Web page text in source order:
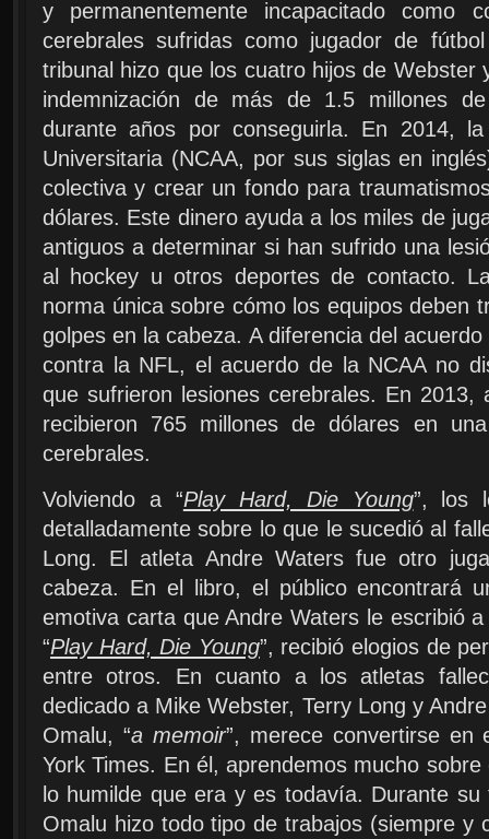
y permanentemente incapacitado como
cerebrales sufridas como jugador de
tribunal hizo que los cuatro hijos de Webster
indemnización de más de 1.5 millones
durante años por conseguirla. En 2014, la
Universitaria (NCAA, por sus siglas en
colectiva y crear un fondo para
dólares. Este dinero ayuda a los miles de
antiguos a determinar si han sufrido una
al hockey u otros deportes de contacto.
norma única sobre cómo los equipos deben
golpes en la cabeza. A diferencia del
contra la NFL, el acuerdo de la NCAA no
que sufrieron lesiones cerebrales. En 2013,
recibieron 765 millones de dólares en
cerebrales.
Volviendo a “Play Hard, Die Young”, los
detalladamente sobre lo que le sucedió al
Long. El atleta Andre Waters fue otro
cabeza. En el libro, el público encontrará
emotiva carta que Andre Waters le escribió
“Play Hard, Die Young”, recibió elogios de
entre otros. En cuanto a los atletas
dedicado a Mike Webster, Terry Long y
Omalu, “a memoir”, merece convertirse en
York Times. En él, aprendemos mucho
lo humilde que era y es todavía. Durante
Omalu hizo todo tipo de trabajos (siempre y